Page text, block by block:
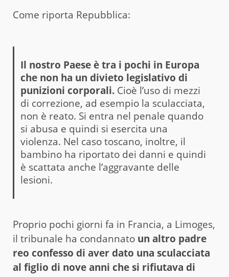
Come riporta Repubblica:
Il nostro Paese è tra i pochi in Europa
che non ha un divieto legislativo di
punizioni corporali.Cioè l’uso di mezzi
di correzione, ad esempio la sculacciata,
non è reato. Si entra nel penale quando
si abusa e quindi si esercita una
violenza. Nel caso toscano, inoltre, il
bambino ha riportato dei danni e quindi
è scattata anche l’aggravante delle
lesioni.
Proprio pochi giorni fa in Francia, a Limoges,
il tribunale ha condannato un altro padre
reo confesso di aver dato una sculacciata
al figlio di nove anni che si rifiutava di